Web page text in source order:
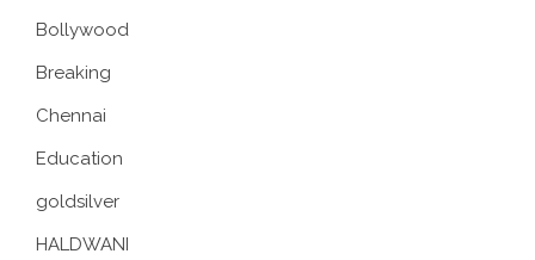
Bollywood
Breaking
Chennai
Education
goldsilver
HALDWANI